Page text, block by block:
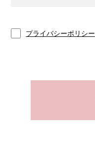
プライバシーポリシー